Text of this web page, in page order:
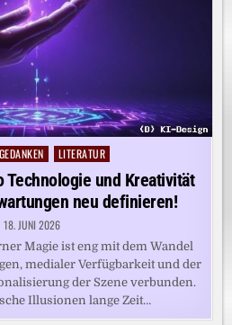
GEDANKEN LITERATUR
Technologie und Kreativität
neu definieren!
18. JUNI 2026
Magie ist eng mit dem Wandel
medialer Verfügbarkeit und der
der Szene verbunden.
Illusionen lange Zeit…